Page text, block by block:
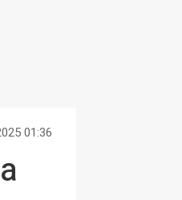
01:36